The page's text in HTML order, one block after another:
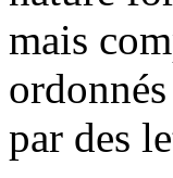
mais
par des